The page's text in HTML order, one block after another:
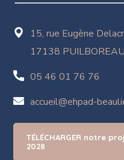
15, rue Eugène
17138 PUILBOREAU
05 46 01 76 76
accueil@ehpad-
TÉLÉCHARGER notre
2028